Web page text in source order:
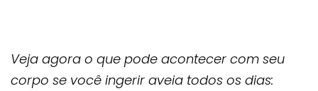
Veja agora o que pode acontecer com seu
corpo se você ingerir aveia todos os dias: